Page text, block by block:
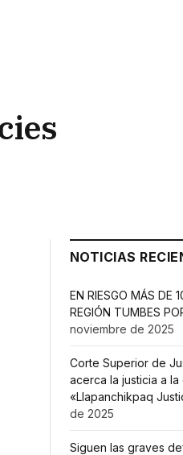
NOTICIAS
EN RIESGO MÁS DE
REGIÓN TUMBES
noviembre de 2025
Corte Superior de
acerca la justicia a
«Llapanchikpaq
de 2025
Siguen las graves